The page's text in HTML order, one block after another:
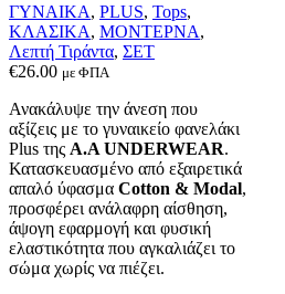
ΓΥΝΑΙΚΑ, PLUS, Tops,
ΚΛΑΣΙΚΑ, ΜΟΝΤΕΡΝΑ,
Λεπτή Τιράντα, ΣΕΤ
€26.00 με ΦΠΑ
Ανακάλυψε την άνεση που
αξίζεις με το γυναικείο φανελάκι
Plus της Α.Α UNDERWEAR.
Κατασκευασμένο από εξαιρετικά
απαλό ύφασμα Cotton & Modal,
προσφέρει ανάλαφρη αίσθηση,
άψογη εφαρμογή και φυσική
ελαστικότητα που αγκαλιάζει το
σώμα χωρίς να πιέζει.